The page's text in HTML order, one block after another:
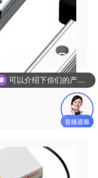
可以介绍下你们的产品么？